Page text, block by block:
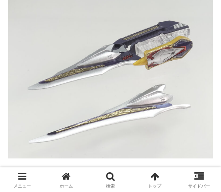
仮面ライダーブレイドの武器「ブレイラウザー」は収納時
メニュー ホーム 検索 トップ サイドバー